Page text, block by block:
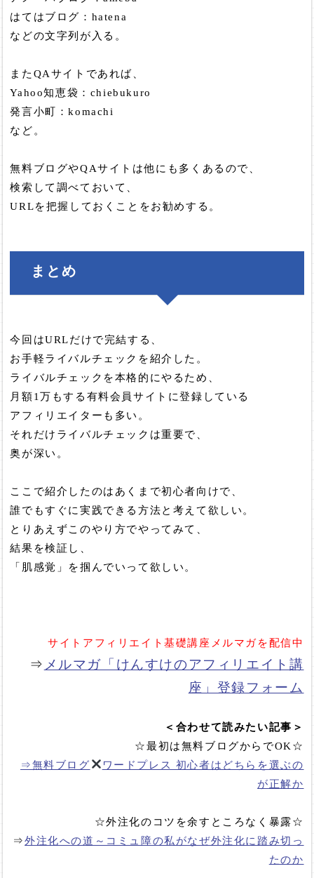
はてはブログ：hatena
などの文字列が入る。
またQAサイトであれば、
Yahoo知恵袋：chiebukuro
発言小町：komachi
など。
無料ブログやQAサイトは他にも多くあるので、
検索して調べておいて、
URLを把握しておくことをお勧めする。
まとめ
今回はURLだけで完結する、
お手軽ライバルチェックを紹介した。
ライバルチェックを本格的にやるため、
月額1万もする有料会員サイトに登録している
アフィリエイターも多い。
それだけライバルチェックは重要で、
奥が深い。
ここで紹介したのはあくまで初心者向けで、
誰でもすぐに実践できる方法と考えて欲しい。
とりあえずこのやり方でやってみて、
結果を検証し、
「肌感覚」を掴んでいって欲しい。
サイトアフィリエイト基礎講座メルマガを配信中
⇒ メルマガ「けんすけのアフィリエイト講
座」登録フォーム
＜合わせて読みたい記事＞
☆最初は無料ブログからでOK☆
⇒無料ブログ
ワードプレス 初心者はどちらを選ぶの
が正解か
☆外注化のコツを余すところなく暴露☆
⇒外注化への道～コミュ障の私がなぜ外注化に踏み切っ
たのか